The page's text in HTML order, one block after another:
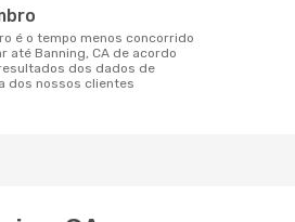
até Banning, CA de acordo
dos dados de
dos nossos clientes